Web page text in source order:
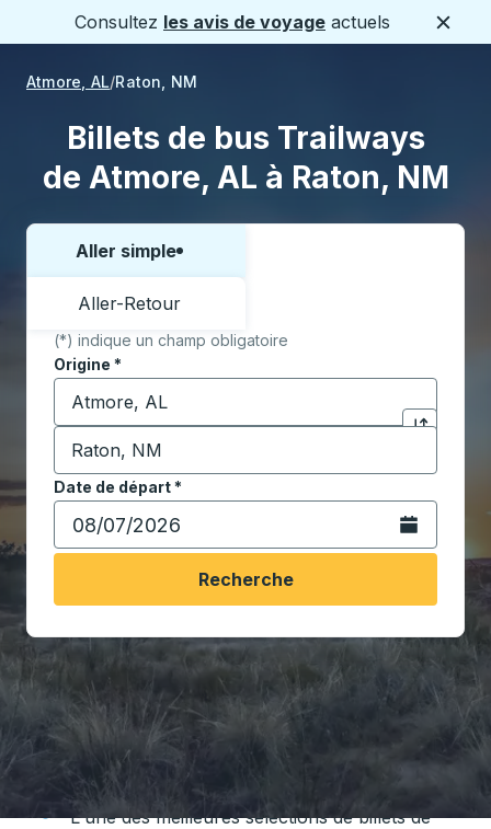
Consultez les avis de voyage actuels
Atmore, AL Raton, NM
Billets de bus Trailways
de Atmore, AL à Raton, NM
Choisissez un sens ou un aller-retour:
Aller simple
Aller-Retour
(*) indique un champ obligatoire
Origine *
Commencez à saisir la ville d'origine pour ouvrir
Cliquez
Destination *
Commencez à saisir la ville de destination pour
Date de départ*
Tapez la date au format date Barre oblique du mois à
Ouvrez le
Recherche
Voyager en toute simplicité avec
Trailways
Des prix imbattables
L'une des meilleures sélections de billets de